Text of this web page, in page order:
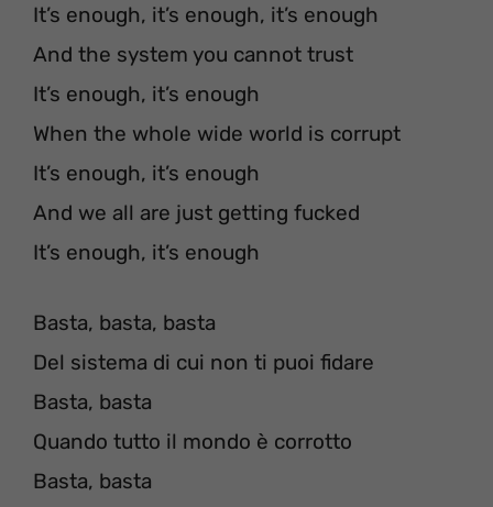
It’s enough, it’s enough, it’s enough
And the system you cannot trust
It’s enough, it’s enough
When the whole wide world is corrupt
It’s enough, it’s enough
And we all are just getting fucked
It’s enough, it’s enough
Basta, basta, basta
Del sistema di cui non ti puoi fidare
Basta, basta
Quando tutto il mondo è corrotto
Basta, basta